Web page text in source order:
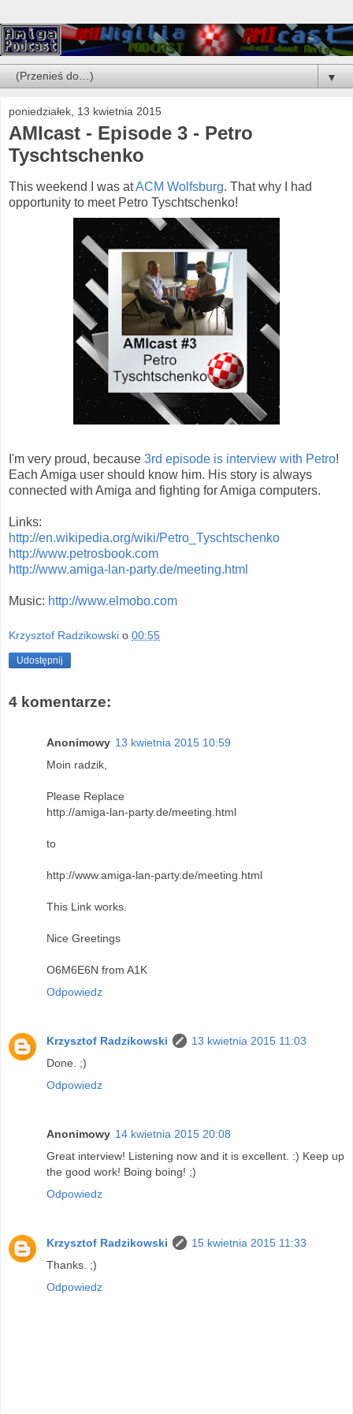
▼
poniedziałek, 13 kwietnia 2015
AMIcast - Episode 3 - Petro
Tyschtschenko
This weekend I was atACM Wolfsburg. That why I had
opportunity to meet Petro Tyschtschenko!
I'm very proud, because 3rd episode is interview with Petro!
Each Amiga user should know him. His story is always
connected with Amiga and fighting for Amiga computers.
Links:
http://en.wikipedia.org/wiki/Petro_Tyschtschenko
http://www.petrosbook.com
http://www.amiga-lan-party.de/meeting.html
Music: http://www.elmobo.com
Krzysztof Radzikowski o 00:55
Udostępnij
4 komentarze:
Anonimowy 13 kwietnia 2015 10:59
Moin radzik,
Please Replace
http://amiga-lan-party.de/meeting.html
to
http://www.amiga-lan-party.de/meeting.html
This Link works.
Nice Greetings
O6M6E6N from A1K
Odpowiedz
Krzysztof Radzikowski
13 kwietnia 2015 11:03
Done. ;)
Odpowiedz
Anonimowy 14 kwietnia 2015 20:08
Great interview! Listening now and it is excellent. :) Keep up
the good work! Boing boing! ;)
Odpowiedz
Krzysztof Radzikowski
15 kwietnia 2015 11:33
Thanks. ;)
Odpowiedz